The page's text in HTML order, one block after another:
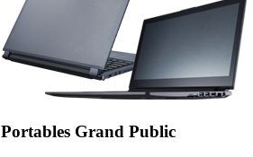
Portables Grand Public